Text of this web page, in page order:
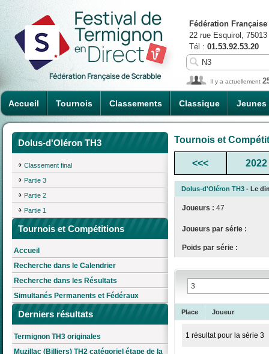
Accueil Tournois Classements Classique Jeunes
Fédération
22 rue Esquirol,
Tél : 01.53.92.53.20
Il y a actuellement
Dolus-d'Oléron TH3
Classement final
Partie 3
Partie 2
Partie 1
Tournois et Compétitions
Accueil
Recherche dans le Calendrier
Recherche dans les Résultats
Simultanés Permanents et Fédéraux
Derniers résultats
Termignon TH3 originales
Muzillac (Billiers) TH2 catégoriel étape de la
Tournois et
<<< 2022
Dolus-d'Oléron TH3 - Le
Joueurs : 47
Joueurs par série :
Poids par série :
Place Joueur
1 résultat pour la série 3